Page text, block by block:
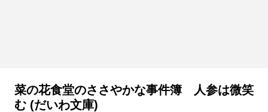
菜の花食堂のささやかな事件簿 人参は微笑
む (だいわ文庫)